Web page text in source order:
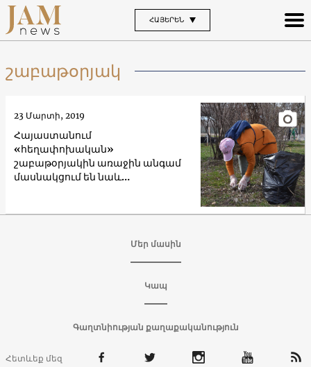
ՀԱՅԵՐԵՆ
շաբաթօրյակ
Հայաստանում
«հեղափոխական»
շաբաթօրյակին առաջին անգամ
մասնակցում են նաև
23 Մարտի, 2019
Մեր մասին
Կապ
Գաղտնիության քաղաքականություն
Հետևեք մեզ